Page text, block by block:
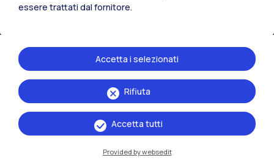
essere trattati dal fornitore.
Rifiuta
Accetta i selezionati
Accetta tutti
Provided by websedit